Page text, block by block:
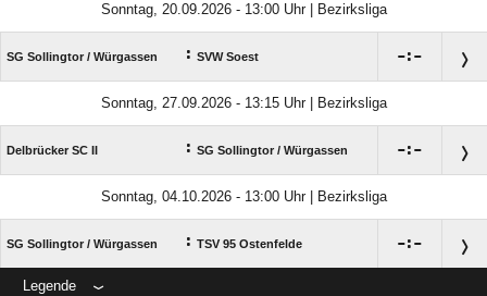
Sonntag, 20.09.2026 - 13:00 Uhr | Bezirksliga
SG Sollingtor /​ Würgassen : SVW Soest :
Sonntag, 27.09.2026 - 13:15 Uhr | Bezirksliga
Delbrücker SC II : SG Sollingtor /​ Würgassen :
Sonntag, 04.10.2026 - 13:00 Uhr | Bezirksliga
SG Sollingtor /​ Würgassen : TSV 95 Ostenfelde :
Legende